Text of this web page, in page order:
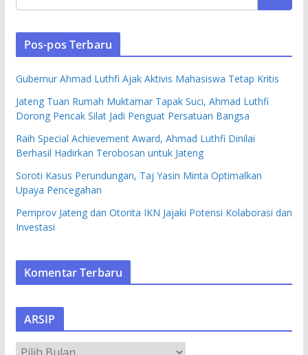
Pos-pos Terbaru
Gubernur Ahmad Luthfi Ajak Aktivis Mahasiswa Tetap Kritis
Jateng Tuan Rumah Muktamar Tapak Suci, Ahmad Luthfi
Dorong Pencak Silat Jadi Penguat Persatuan Bangsa
Raih Special Achievement Award, Ahmad Luthfi Dinilai
Berhasil Hadirkan Terobosan untuk Jateng
Soroti Kasus Perundungan, Taj Yasin Minta Optimalkan
Upaya Pencegahan
Pemprov Jateng dan Otorita IKN Jajaki Potensi Kolaborasi dan
Investasi
Komentar Terbaru
ARSIP